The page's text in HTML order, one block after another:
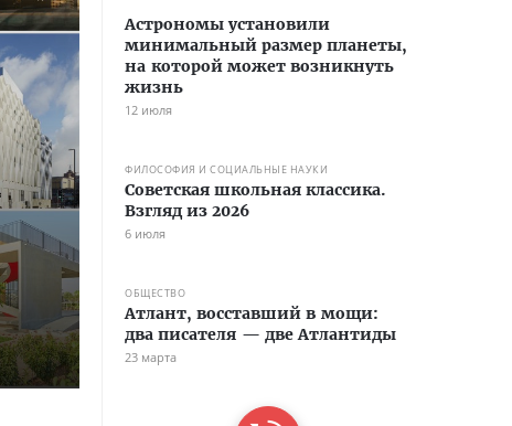
Астрономы установили
минимальный размер планеты,
на которой может возникнуть
жизнь
12 июля
ФИЛОСОФИЯ И СОЦИАЛЬНЫЕ НАУКИ
Советская школьная классика.
Взгляд из 2026
6 июля
ОБЩЕСТВО
Атлант, восставший в мощи:
два писателя — две Атлантиды
23 марта